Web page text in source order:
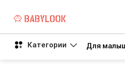
Категории Для